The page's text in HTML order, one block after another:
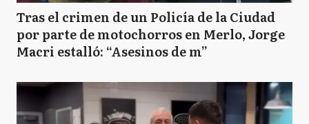
Tras el crimen de un Policía de la Ciudad
por parte de motochorros en Merlo, Jorge
Macri estalló: “Asesinos de m”